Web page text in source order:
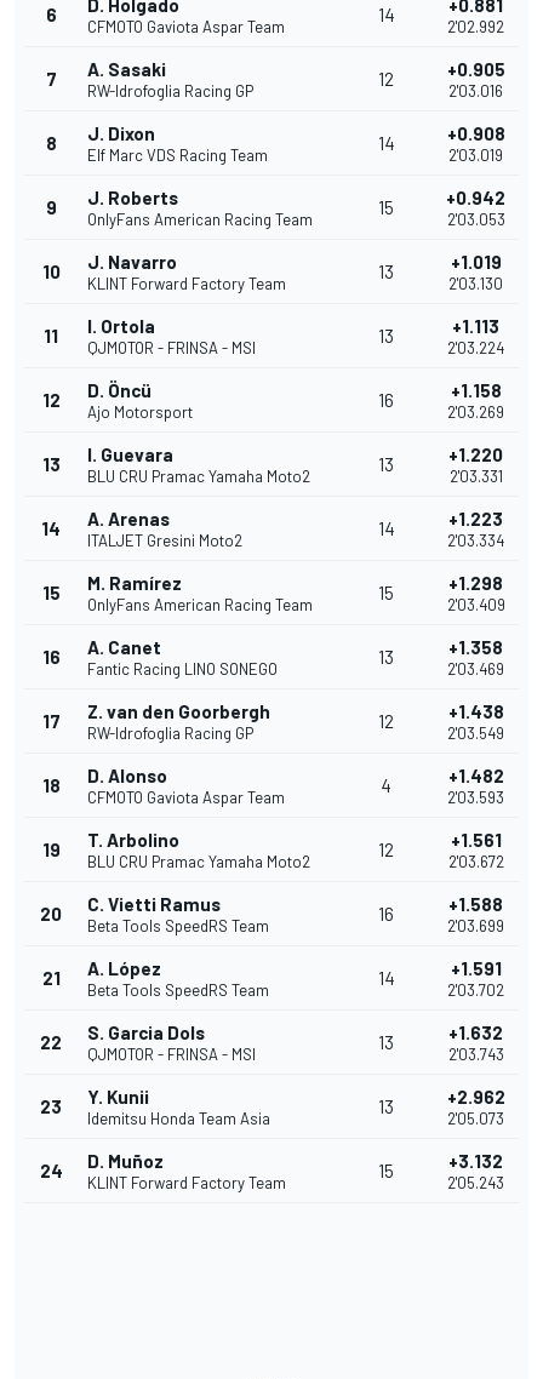
6 D. Holgado
CFMOTO Gaviota Aspar Team
14 +0.881
2'02.992
7 A. Sasaki
RW-Idrofoglia Racing GP
12 +0.905
2'03.016
8 J. Dixon
Elf Marc VDS Racing Team
14 +0.908
2'03.019
9 J. Roberts
OnlyFans American Racing Team
15 +0.942
2'03.053
10 J. Navarro
KLINT Forward Factory Team
13 +1.019
2'03.130
11 I. Ortola
QJMOTOR - FRINSA - MSI
13 +1.113
2'03.224
12 D. Öncü
Ajo Motorsport
16 +1.158
2'03.269
13 I. Guevara
BLU CRU Pramac Yamaha Moto2
13 +1.220
2'03.331
14 A. Arenas
ITALJET Gresini Moto2
14 +1.223
2'03.334
15 M. Ramírez
OnlyFans American Racing Team
15 +1.298
2'03.409
16 A. Canet
Fantic Racing LINO SONEGO
13 +1.358
2'03.469
17 Z. van den Goorbergh
RW-Idrofoglia Racing GP
12 +1.438
2'03.549
18 D. Alonso
CFMOTO Gaviota Aspar Team
4 +1.482
2'03.593
19 T. Arbolino
BLU CRU Pramac Yamaha Moto2
12 +1.561
2'03.672
20 C. Vietti Ramus
Beta Tools SpeedRS Team
16 +1.588
2'03.699
21 A. López
Beta Tools SpeedRS Team
14 +1.591
2'03.702
22 S. Garcia Dols
QJMOTOR - FRINSA - MSI
13 +1.632
2'03.743
23 Y. Kunii
Idemitsu Honda Team Asia
13 +2.962
2'05.073
24 D. Muñoz
KLINT Forward Factory Team
15 +3.132
2'05.243